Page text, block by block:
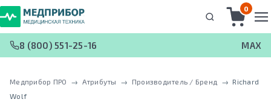
0
8 (800) 551-25-16 MAX
Медприбор ПРО → Атрибуты → Производитель / Бренд → Richard
Wolf